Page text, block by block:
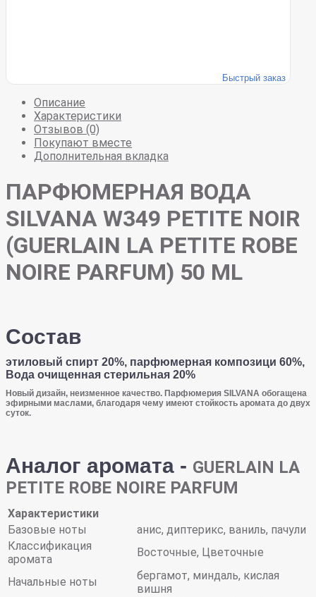
Быстрый заказ
Описание
Характеристики
Отзывов (0)
Покупают вместе
Дополнительная вкладка
ПАРФЮМЕРНАЯ ВОДА
SILVANA W349 PETITE NOIR
(GUERLAIN LA PETITE ROBE
NOIRE PARFUM) 50 ML
Состав
этиловый спирт 20%, парфюмерная композици 60%,
Вода очищенная стерильная 20%
Новый дизайн, неизменное качество. Парфюмерия SILVANA обогащена
эфирными маслами, благодаря чему имеют стойкость аромата до двух
суток.
Аналог аромата - GUERLAIN LA
PETITE ROBE NOIRE PARFUM
Характеристики
Базовые ноты
анис, диптерикс, ваниль, пачули
Классификация
аромата
Восточные, Цветочные
Начальные ноты
бергамот, миндаль, кислая
вишня